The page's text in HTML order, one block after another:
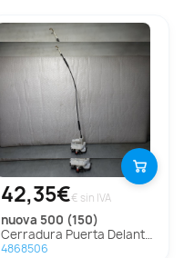
42,35€€ sin IVA
nuova 500 (150)
Cerradura Puerta Delantera Izquierda para Fiat Nuova 500 (150)
4868506